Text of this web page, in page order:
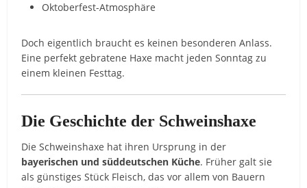
Oktoberfest-Atmosphäre
Doch eigentlich braucht es keinen besonderen Anlass.
Eine perfekt gebratene Haxe macht jeden Sonntag zu
einem kleinen Festtag.
Die Geschichte der Schweinshaxe
Die Schweinshaxe hat ihren Ursprung in der
bayerischen und süddeutschen Küche. Früher galt sie
als günstiges Stück Fleisch, das vor allem von Bauern